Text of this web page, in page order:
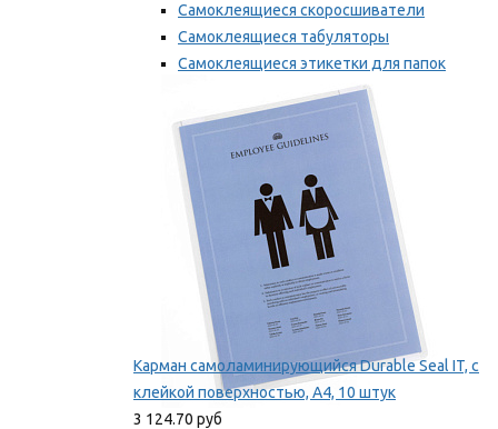
Самоклеящиеся скоросшиватели
Самоклеящиеся табуляторы
Самоклеящиеся этикетки для папок
Таблички для маркировки
Мы рекомендуем
Карман самоламинирующийся Durable Seal IT, с
клейкой поверхностью, A4, 10 штук
3 124.70 руб